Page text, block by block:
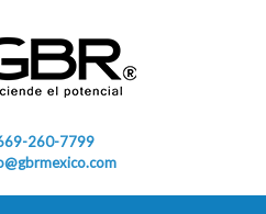
260-7799